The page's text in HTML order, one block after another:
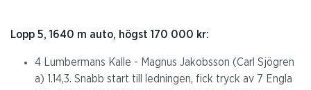
Lopp 5, 1640 m auto, högst 170 000 kr:
4 Lumbermans Kalle - Magnus Jakobsson (Carl Sjögren
a) 1.14,3. Snabb start till ledningen, fick tryck av 7 Engla